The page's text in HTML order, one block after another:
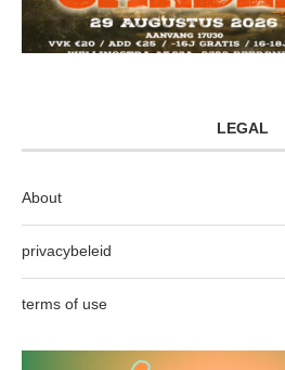
LEGAL
About
privacybeleid
terms of use